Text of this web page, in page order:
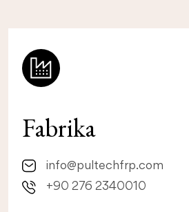
Fabrika
info@pultechfrp.com
+90 276 2340010